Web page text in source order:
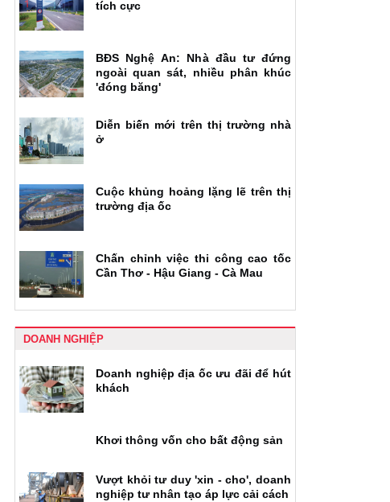
tích cực
BĐS Nghệ An: Nhà đầu tư đứng
ngoài quan sát, nhiều phân khúc
'đóng băng'
Diễn biến mới trên thị trường nhà
ở
Cuộc khủng hoảng lặng lẽ trên thị
trường địa ốc
Chấn chỉnh việc thi công cao tốc
Cần Thơ - Hậu Giang - Cà Mau
DOANH NGHIỆP
Doanh nghiệp địa ốc ưu đãi để hút
khách
Khơi thông vốn cho bất động sản
Vượt khỏi tư duy 'xin - cho', doanh
nghiệp tư nhân tạo áp lực cải cách